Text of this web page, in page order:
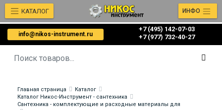
info@nikos-instrument.ru
+7 (495) 142-07-03
‎‎+7 (977) 732-40-27
КАТАЛОГ ИНФО
Главная страница
Каталог
Каталог Никос-Инструмент - сантехника
Сантехника - комплектующие и расходные материалы для